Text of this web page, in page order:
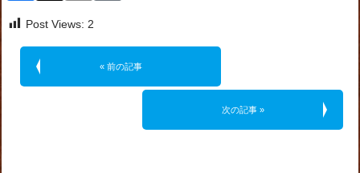
Post Views: 2
« 前の記事
次の記事 »